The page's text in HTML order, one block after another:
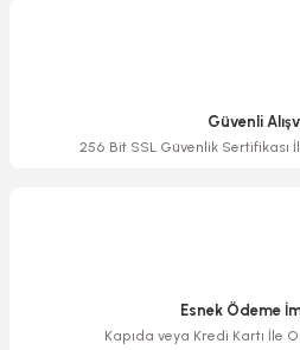
Ürün bilgilerinde hatalar bulunuyor.
Güvenli
256 Bit SSL Güvenlik Sertifikası
Esnek Ödeme
Kapıda veya Kredi Kartı İle